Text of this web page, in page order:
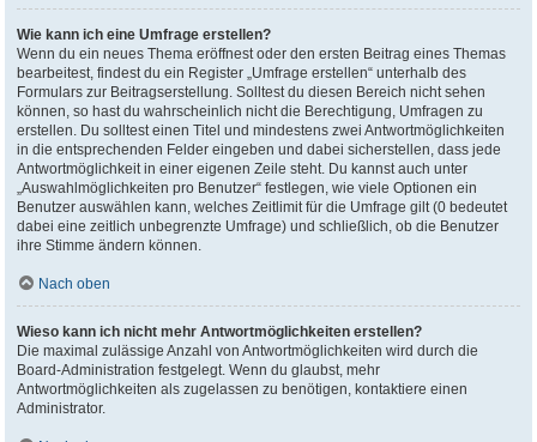
Wie kann ich eine Umfrage erstellen?
Wenn du ein neues Thema eröffnest oder den ersten Beitrag eines Themas
bearbeitest, findest du ein Register „Umfrage erstellen“ unterhalb des
Formulars zur Beitragserstellung. Solltest du diesen Bereich nicht sehen
können, so hast du wahrscheinlich nicht die Berechtigung, Umfragen zu
erstellen. Du solltest einen Titel und mindestens zwei Antwortmöglichkeiten
in die entsprechenden Felder eingeben und dabei sicherstellen, dass jede
Antwortmöglichkeit in einer eigenen Zeile steht. Du kannst auch unter
„Auswahlmöglichkeiten pro Benutzer“ festlegen, wie viele Optionen ein
Benutzer auswählen kann, welches Zeitlimit für die Umfrage gilt (0 bedeutet
dabei eine zeitlich unbegrenzte Umfrage) und schließlich, ob die Benutzer
ihre Stimme ändern können.
Nach oben
Wieso kann ich nicht mehr Antwortmöglichkeiten erstellen?
Die maximal zulässige Anzahl von Antwortmöglichkeiten wird durch die
Board-Administration festgelegt. Wenn du glaubst, mehr
Antwortmöglichkeiten als zugelassen zu benötigen, kontaktiere einen
Administrator.